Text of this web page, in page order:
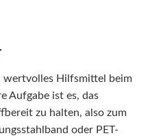
Hilfsmittel beim
Aufgabe ist es, das
zu halten, also zum
oder PET-